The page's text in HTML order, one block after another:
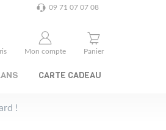
09 71 07 07 08
Mon compte Panier
CARTE CADEAU
!